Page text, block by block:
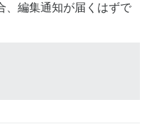
、編集通知が届くはずで